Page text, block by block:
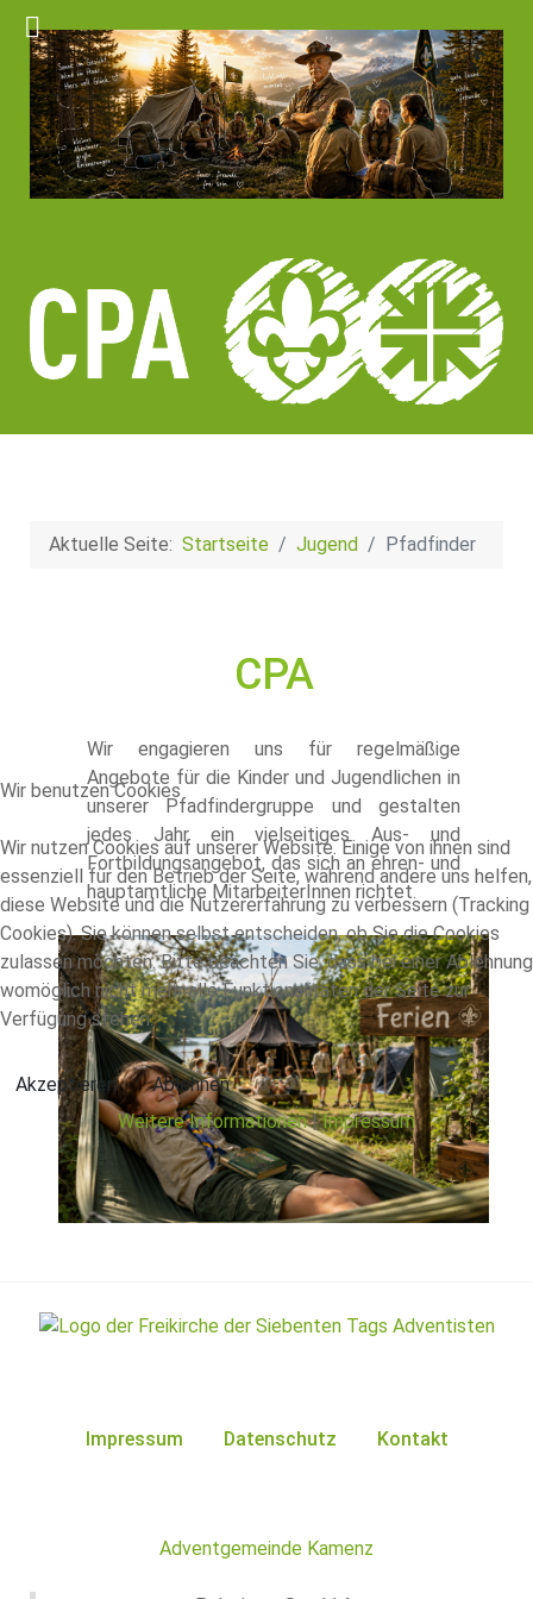
Aktuelle Seite: Startseite Jugend Pfadfinder
CPA
Wir engagieren uns für regelmäßige
Angebote für die Kinder und Jugendlichen in
unserer Pfadfindergruppe und gestalten
jedes Jahr ein vielseitiges Aus- und
Fortbildungsangebot, das sich an ehren- und
hauptamtliche MitarbeiterInnen richtet.
Impressum Datenschutz Kontakt
Adventgemeinde Kamenz
Wir benutzen Cookies
Wir nutzen Cookies auf unserer Website. Einige von ihnen sind
essenziell für den Betrieb der Seite, während andere uns helfen,
diese Website und die Nutzererfahrung zu verbessern (Tracking
Cookies). Sie können selbst entscheiden, ob Sie die Cookies
zulassen möchten. Bitte beachten Sie, dass bei einer Ablehnung
womöglich nicht mehr alle Funktionalitäten der Seite zur
Verfügung stehen.
Akzeptieren
Ablehnen
Weitere Informationen|Impressum